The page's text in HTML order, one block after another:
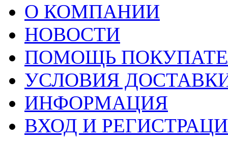
О КОМПАНИИ
НОВОСТИ
ПОМОЩЬ
УСЛОВИЯ
ИНФОРМАЦИЯ
ВХОД И